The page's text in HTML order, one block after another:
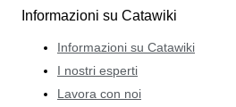
Informazioni su Catawiki
Informazioni su Catawiki
I nostri esperti
Lavora con noi